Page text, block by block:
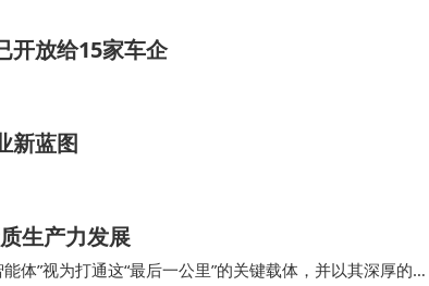
开放给15家车企
新蓝图
生产力发展
”视为打通这“最后一公里”的关键载体，并以其深厚的安